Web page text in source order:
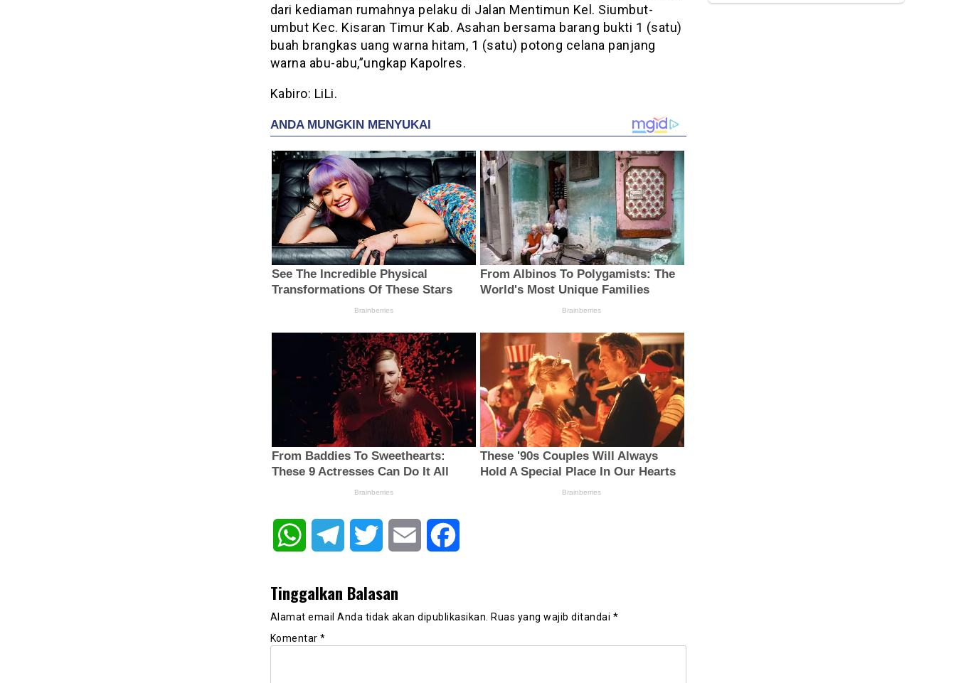
dari kediaman rumahnya pelaku di Jalan Mentimun Kel. Siumbut-
umbut Kec. Kisaran Timur Kab. Asahan bersama barang bukti 1 (satu)
buah brangkas uang warna hitam, 1 (satu) potong celana panjang
warna abu-abu,”ungkap Kapolres.
Kabiro: LiLi.
WhatsAppTelegram Twitter Email
Tinggalkan Balasan
Alamat email Anda tidak akan dipublikasikan. Ruas yang wajib ditandai *
Komentar *